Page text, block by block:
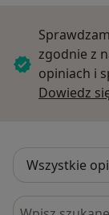
zgodnie z
opiniach i
Dowiedz
Szukaj w